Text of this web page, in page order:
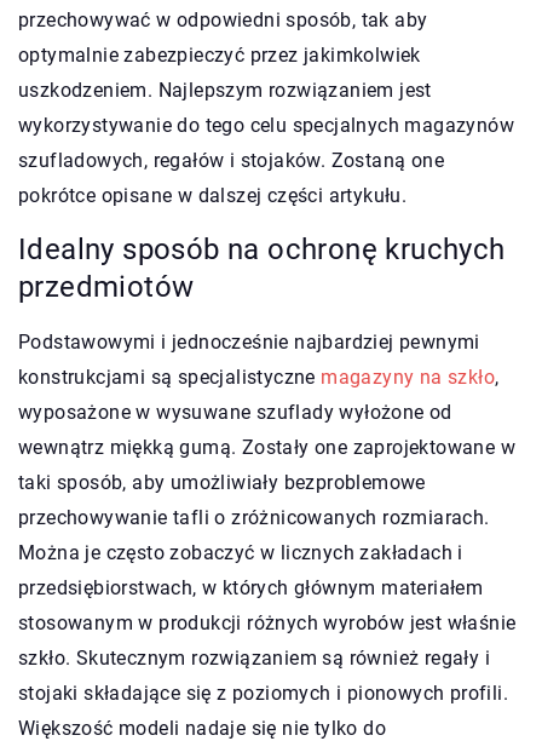
przechowywać w odpowiedni sposób, tak aby
optymalnie zabezpieczyć przez jakimkolwiek
uszkodzeniem. Najlepszym rozwiązaniem jest
wykorzystywanie do tego celu specjalnych magazynów
szufladowych, regałów i stojaków. Zostaną one
pokrótce opisane w dalszej części artykułu.
Idealny sposób na ochronę kruchych
przedmiotów
Podstawowymi i jednocześnie najbardziej pewnymi
konstrukcjami są specjalistyczne magazyny na szkło,
wyposażone w wysuwane szuflady wyłożone od
wewnątrz miękką gumą. Zostały one zaprojektowane w
taki sposób, aby umożliwiały bezproblemowe
przechowywanie tafli o zróżnicowanych rozmiarach.
Można je często zobaczyć w licznych zakładach i
przedsiębiorstwach, w których głównym materiałem
stosowanym w produkcji różnych wyrobów jest właśnie
szkło. Skutecznym rozwiązaniem są również regały i
stojaki składające się z poziomych i pionowych profili.
Większość modeli nadaje się nie tylko do